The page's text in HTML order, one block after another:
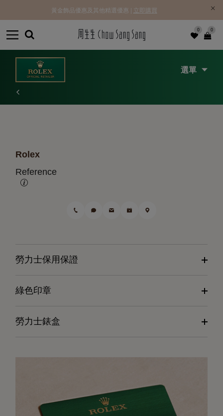
0 0
黃金飾品優惠及其他精選優惠 | 立即購買
選單
Rolex
Reference
勞力士保用保證
綠色印章
勞力士錶盒